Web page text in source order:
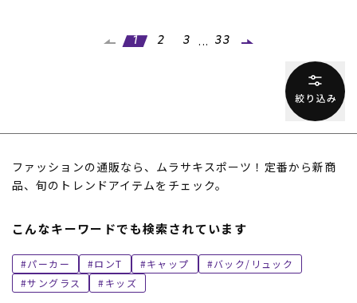
1 2 3 ... 33
ファッションの通販なら、ムラサキスポーツ！定番から新商
品、旬のトレンドアイテムをチェック。
こんなキーワードでも検索されています
パーカー ロンT キャップ
バック/リュック
サングラス
キッズ